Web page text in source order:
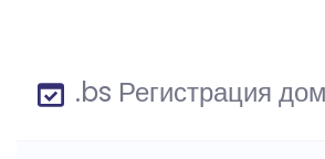
.bs Регистрация